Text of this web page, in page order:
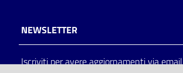
NEWSLETTER
Iscriviti per avere aggiornamenti via email